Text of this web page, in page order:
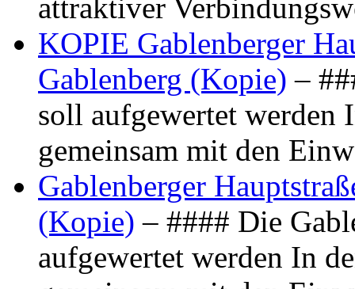
attraktiver
KOPIE Gablenberger
Gablenberg (Kopie) –
soll aufgewertet werden
gemeinsam mit den
Gablenberger
(Kopie) – #### Die
aufgewertet werden In